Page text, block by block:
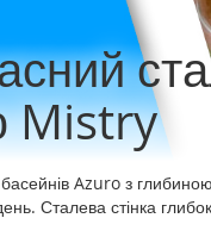
Mistry
Azuro з
Сталева стінка